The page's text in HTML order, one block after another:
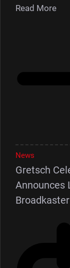
Read More
News
Gretsch
Announces
Broadkaster